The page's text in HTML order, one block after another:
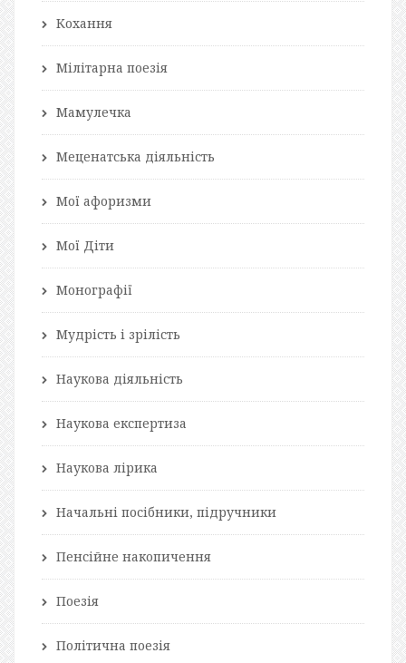
Кохання
Мілітарна поезія
Мамулечка
Меценатська діяльність
Мої афоризми
Мої Діти
Монографії
Мудрість і зрілість
Наукова діяльність
Наукова експертиза
Наукова лірика
Начальні посібники, підручники
Пенсійне накопичення
Поезія
Політична поезія